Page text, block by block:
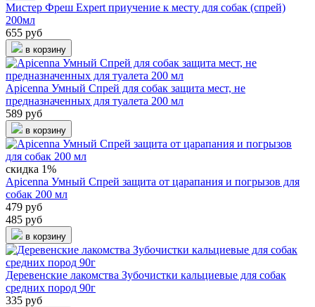
Мистер Фреш Expert приучение к месту для собак (спрей)
200мл
655 руб
в корзину
Apicenna Умный Спрей для собак защита мест, не
предназначенных для туалета 200 мл
589 руб
в корзину
скидка 1%
Apicenna Умный Спрей защита от царапания и погрызов для
собак 200 мл
479 руб
485 руб
в корзину
Деревенские лакомства Зубочистки кальциевые для собак
средних пород 90г
335 руб